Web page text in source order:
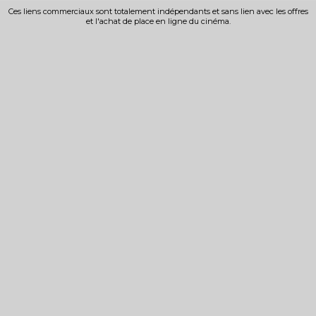
Ces liens commerciaux sont totalement indépendants et sans lien avec les offres
et l'achat de place en ligne du cinéma.